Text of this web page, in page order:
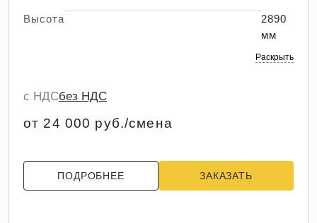
Высота
2890
мм
Раскрыть
с НДСбез НДС
от 24 000 руб./смена
ПОДРОБНЕЕ ЗАКАЗАТЬ